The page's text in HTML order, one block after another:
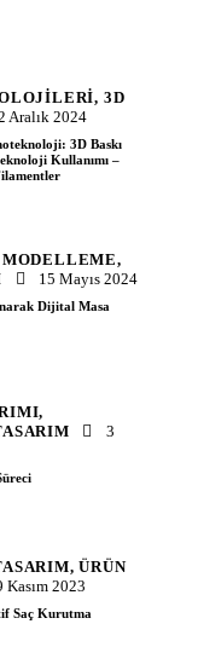
3D
Aralık 2024
3D Baskı
Kullanımı –
15 Mayıs 2024
Dijital Masa
3
ÜRÜN
Kasım 2023
Saç Kurutma